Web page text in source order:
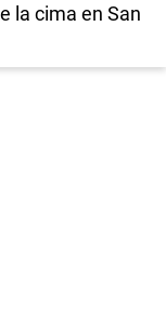
la cima en San